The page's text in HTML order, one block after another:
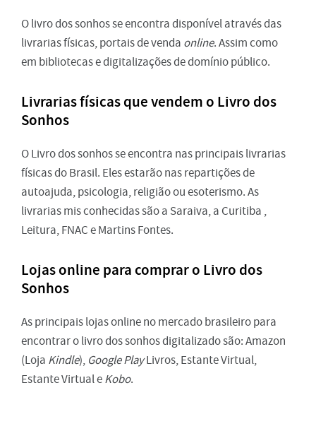
O livro dos sonhos se encontra disponível através das
livrarias físicas, portais de venda online. Assim como
em bibliotecas e digitalizações de domínio público.
Livrarias físicas que vendem o Livro dos
Sonhos
O Livro dos sonhos se encontra nas principais livrarias
físicas do Brasil. Eles estarão nas repartições de
autoajuda, psicologia, religião ou esoterismo. As
livrarias mis conhecidas são a Saraiva, a Curitiba ,
Leitura, FNAC e Martins Fontes.
Lojas online para comprar o Livro dos
Sonhos
As principais lojas online no mercado brasileiro para
encontrar o livro dos sonhos digitalizado são: Amazon
(Loja Kindle), Google PlayLivros, Estante Virtual,
Estante Virtual eKobo.